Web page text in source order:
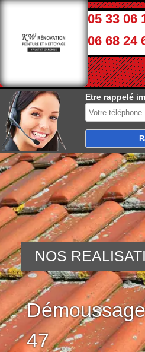
05 33 06
06 68 24
Etre rappelé
47
NOS